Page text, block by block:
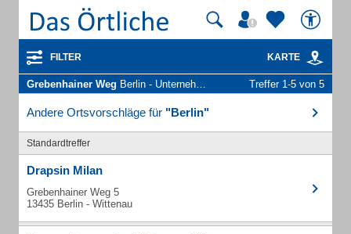
FILTER KARTE
Grebenhainer Weg Berlin - Unternehmen und Personen Treffer 1-5 von 5
Andere Ortsvorschläge für "Berlin"
Standardtreffer
Drapsin Milan
Grebenhainer Weg 5
13435 Berlin - Wittenau